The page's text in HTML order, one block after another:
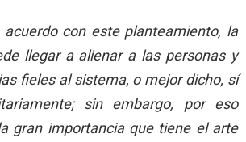
acuerdo con este planteamiento, la
llegar a alienar a las personas y
fieles al sistema, o mejor dicho, sí
sin embargo, por eso
gran importancia que tiene el arte